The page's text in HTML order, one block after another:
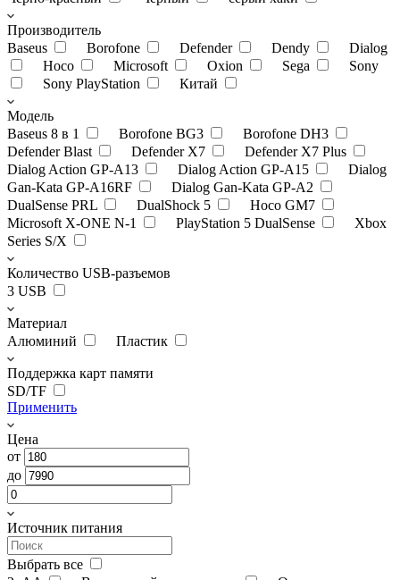
Производитель
Baseus
Borofone Defender Dendy
Dialog
Hoco
Microsoft Oxion Sega
Sony
Sony PlayStation
Китай
Модель
Baseus 8 в 1
Borofone BG3
Borofone DH3
Defender Blast
Defender X7
Defender X7 Plus
Dialog Action GP-A13
Dialog Action GP-A15
Dialog
Gan-Kata GP-A16RF
Dialog Gan-Kata GP-A2
DualSense PRL
DualShock 5
Hoco GM7
Microsoft X-ONE N-1
PlayStation 5 DualSense
Xbox
Series S/X
Количество USB-разъемов
3 USB
Материал
Алюминий
Пластик
Поддержка карт памяти
SD/TF
Применить
Цена
от
до
Источник питания
Выбрать все